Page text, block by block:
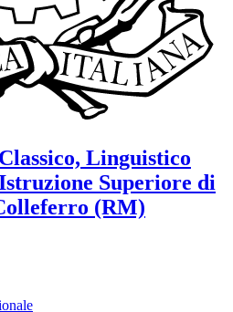
Linguistico
Superiore di
(RM)